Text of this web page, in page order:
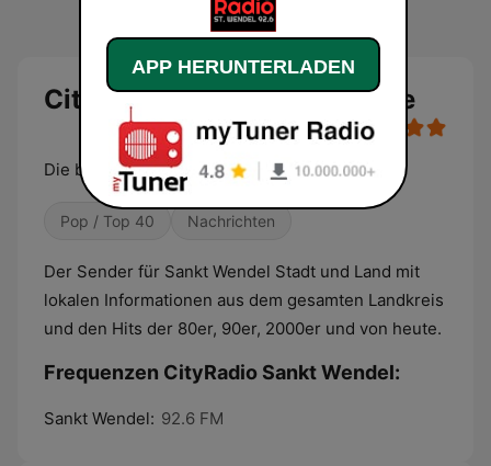
CityRadio Sankt Wendel Live
Die besten Hits der Stadt!
Pop / Top 40 Nachrichten
Der Sender für Sankt Wendel Stadt und Land mit
lokalen Informationen aus dem gesamten Landkreis
und den Hits der 80er, 90er, 2000er und von heute.
Frequenzen CityRadio Sankt Wendel:
Sankt Wendel: 92.6 FM
APP HERUNTERLADEN